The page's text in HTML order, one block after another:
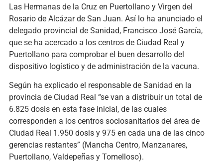
Las Hermanas de la Cruz en Puertollano y Virgen del
Rosario de Alcázar de San Juan. Así lo ha anunciado el
delegado provincial de Sanidad, Francisco José García,
que se ha acercado a los centros de Ciudad Real y
Puertollano para comprobar el buen desarrollo del
dispositivo logístico y de administración de la vacuna.
Según ha explicado el responsable de Sanidad en la
provincia de Ciudad Real “se van a distribuir un total de
6.825 dosis en esta fase inicial, de las cuales
corresponden a los centros sociosanitarios del área de
Ciudad Real 1.950 dosis y 975 en cada una de las cinco
gerencias restantes” (Mancha Centro, Manzanares,
Puertollano, Valdepeñas y Tomelloso).